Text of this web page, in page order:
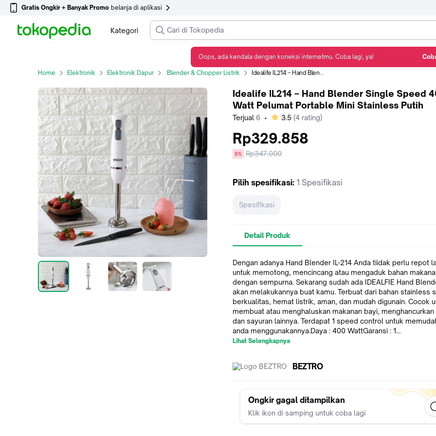
Gratis Ongkir + Banyak Promo belanja di aplikasi
Kategori
Home Elektronik Elektronik Dapur Blender & Chopper Listrik Idealife IL214 – Hand Blender Single Speed 400 Watt Pelumat Portable Mini Stainless Putih
Idealife IL214 – Hand Blender Single Speed
Watt Pelumat Portable Mini Stainless Putih
Terjual 6 • bintang
3.5 (4 rating)
Rp329.858
diskon
5%
Harga
Rp347.000
Pilih spesifikasi: 1 Spesifikasi
Spesifikasi
Detail Produk
Dengan adanya Hand Blender IL-214 Anda tiidak perlu repot
untuk memotong, mencincang atau mengaduk bahan
dengan sempurna. Sekarang sudah ada IDEALFIE Hand
akan melakukannya buat kamu. Terbuat dari bahan stainless
berkualitas, hemat listrik, aman, dan mudah digunain. Cocok
membuat atau menghaluskan makanan bayi, menghancurkan
dan sayuran lainnya. Terdapat 1 speed control untuk
anda menggunakannya.Daya : 400 WattGaransi : 1
TahunDescriptionIdealife IL214 – Hand Blender Single Speed
Dimension : 32*24.3*40CmGift Box Dimension : 7.5*7.5*38CmGram
IL214Bahan Material : Stainless SteelKecepatan : 1
400 WattTegangan : 220-240 Volt/50-60 HzDimensi (P x L x
cm x 24.3 cm x 40 cmBerat : 1 KgWarna : PutihKecepatan : 1
KecepatanDry Mill : TidakKelengkapan : Hand BlenderFungsi :
Lihat Selengkapnya
BEZTRO
Ongkir gagal ditampilkan
Klik ikon di samping untuk coba lagi
Oops, ada kendala dengan koneksi internetmu. Coba lagi, ya!